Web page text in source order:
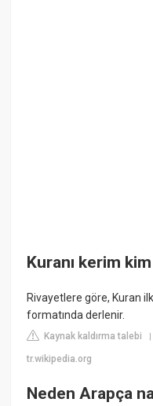
Kuranı kerim
Rivayetlere göre, Kuran
formatında derlenir.
Kaynak kaldırma talebi
tr.wikipedia.org
Neden Arapça